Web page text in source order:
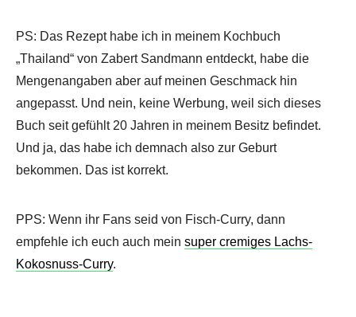
PS: Das Rezept habe ich in meinem Kochbuch
„Thailand“ von Zabert Sandmann entdeckt, habe die
Mengenangaben aber auf meinen Geschmack hin
angepasst. Und nein, keine Werbung, weil sich dieses
Buch seit gefühlt 20 Jahren in meinem Besitz befindet.
Und ja, das habe ich demnach also zur Geburt
bekommen. Das ist korrekt.
PPS: Wenn ihr Fans seid von Fisch-Curry, dann
empfehle ich euch auch mein super cremiges Lachs-
Kokosnuss-Curry.